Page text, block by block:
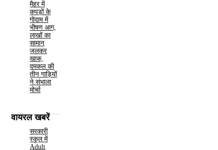
मैहर में
कपड़ों के
गोदाम में
भीषण आग,
लाखों का
सामान
जलकर
खाक,
दमकल की
तीन गाड़ियों
ने संभाला
मोर्चा
वायरल खबरें
सरकारी
स्कूल में
Adult